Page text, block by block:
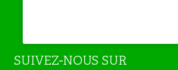
SUIVEZ-NOUS SUR